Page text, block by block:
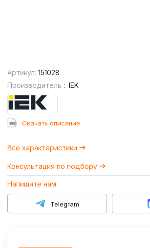
Артикул: 151028
Производитель : IEK
Cкачать описание
Все характеристики
Консультация по подбору
Напишите нам
Telegram